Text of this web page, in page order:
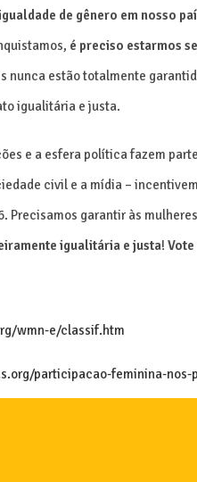
de gênero em nosso
é preciso estarmos
nunca estão totalmente
igualitária e justa.
e a esfera política fazem
civil e a mídia –
Precisamos garantir às
igualitária e justa!
wmn-e/classif.htm
participacao-feminina-